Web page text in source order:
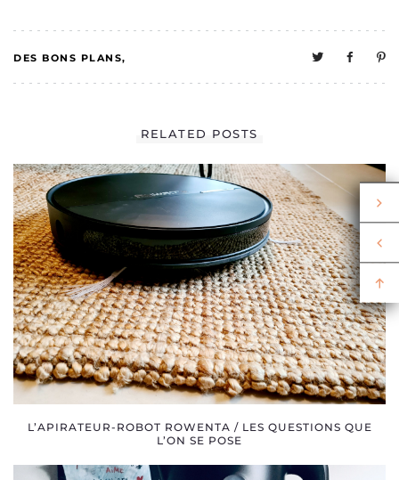
DES BONS PLANS
SOCIALE
RELATED POSTS
L’APIRATEUR-ROBOT ROWENTA / LES QUESTIONS QUE
L’ON SE POSE